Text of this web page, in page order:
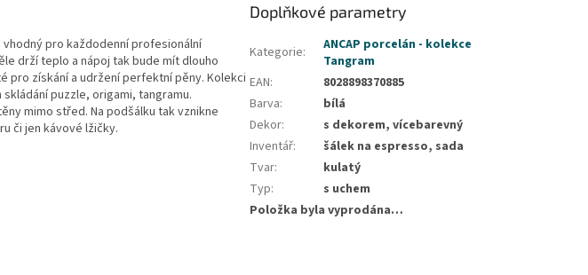
pro každodenní profesionální
drží teplo a nápoj tak bude mít dlouho
pro získání a udržení perfektní pěny. Kolekci
puzzle, origami, tangramu.
mimo střed. Na podšálku tak vznikne
či jen kávové lžičky.
Doplňkové parametry
Kategorie:
ANCAP porcelán - kolekce
Tangram
EAN:
8028898370885
Barva:
bílá
Dekor:
s dekorem, vícebarevný
Inventář:
šálek na espresso, sada
Tvar:
kulatý
Typ:
s uchem
Položka byla vyprodána…